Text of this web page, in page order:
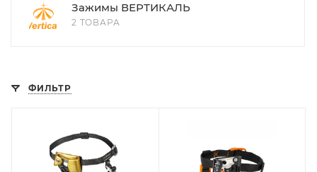
Зажимы ВЕРТИКАЛЬ
2 ТОВАРА
ФИЛЬТР